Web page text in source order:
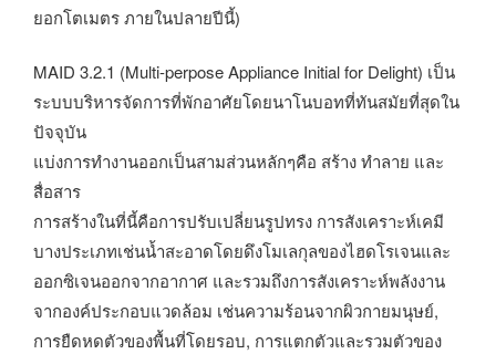
ยอกโตเมตร ภายในปลายปีนี้)
MAID 3.2.1 (Multi-perpose Appliance Initial for Delight) เป็น
ระบบบริหารจัดการที่พักอาศัยโดยนาโนบอทที่ทันสมัยที่สุดใน
ปัจจุบัน
แบ่งการทำงานออกเป็นสามส่วนหลักๆคือ สร้าง ทำลาย และ
สื่อสาร
การสร้างในที่นี้คือการปรับเปลี่ยนรูปทรง การสังเคราะห์เคมี
บางประเภทเช่นน้ำสะอาดโดยดึงโมเลกุลของไฮดโรเจนและ
ออกซิเจนออกจากอากาศ และรวมถึงการสังเคราะห์พลังงาน
จากองค์ประกอบแวดล้อม เช่นความร้อนจากผิวกายมนุษย์,
การยืดหดตัวของพื้นที่โดยรอบ, การแตกตัวและรวมตัวของ